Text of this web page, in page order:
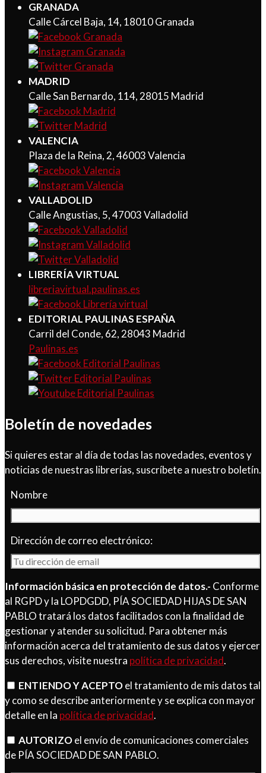
GRANADA
Calle Cárcel Baja, 14, 18010 Granada
MADRID
Calle San Bernardo, 114, 28015 Madrid
VALENCIA
Plaza de la Reina, 2, 46003 Valencia
VALLADOLID
Calle Angustias, 5, 47003 Valladolid
LIBRERÍA VIRTUAL
libreriavirtual.paulinas.es
EDITORIAL PAULINAS ESPAÑA
Carril del Conde, 62, 28043 Madrid
Paulinas.es
Boletín de novedades
Si quieres estar al día de todas las novedades, eventos y
noticias de nuestras librerías, suscríbete a nuestro boletín.
Nombre
Dirección de correo electrónico:
Información básica en protección de datos.- Conforme
al RGPD y la LOPDGDD, PÍA SOCIEDAD HIJAS DE SAN
PABLO tratará los datos facilitados con la finalidad de
gestionar y atender su solicitud. Para obtener más
información acerca del tratamiento de sus datos y ejercer
sus derechos, visite nuestra política de privacidad.
ENTIENDO Y ACEPTOel tratamiento de mis datos tal
y como se describe anteriormente y se explica con mayor
detalle en la política de privacidad.
AUTORIZOel envío de comunicaciones comerciales
de PÍA SOCIEDAD DE SAN PABLO.